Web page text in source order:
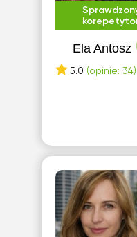
Ela Antosz
5.0 (opinie: 34)